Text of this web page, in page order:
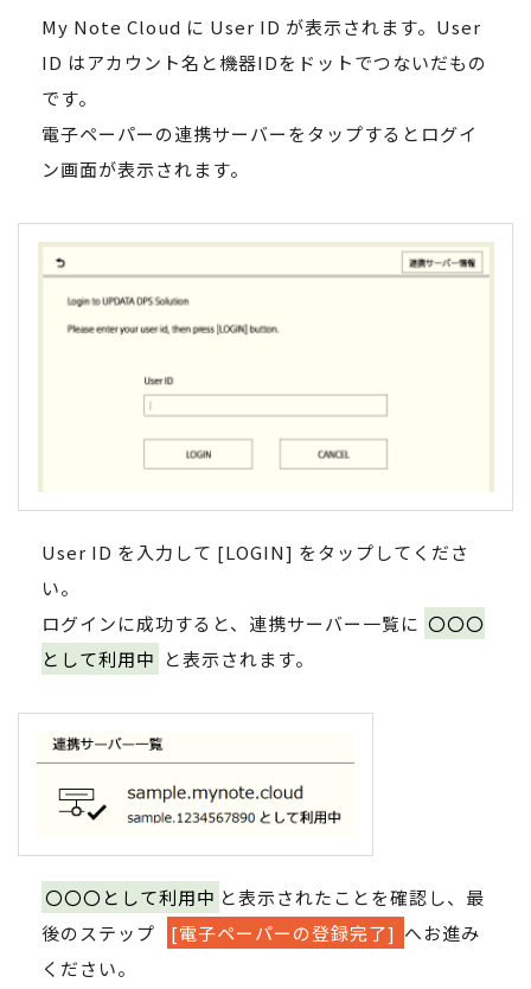
My Note Cloud に User ID が表示されます。User
ID はアカウント名と機器IDをドットでつないだもの
です。
電子ペーパーの連携サーバーをタップするとログイ
ン画面が表示されます。
User ID を入力して [LOGIN] をタップしてくださ
い。
ログインに成功すると、連携サーバー一覧に 〇〇〇
として利用中 と表示されます。
〇〇〇として利用中 と表示されたことを確認し、最
後のステップ
[電子ペーパーの登録完了] へお進み
ください。